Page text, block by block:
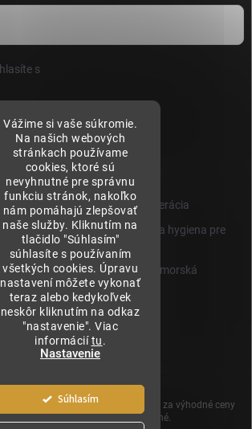
Vážime si vaše súkromie.
Na našich webových
stránkach používame
cookies, ktoré sú
nevyhnutné pre správnu
funkciu stránok, nakoľko
nám pomáhajú zlepšovať
naše služby. Kliknutím na
tlačidlo "Súhlasím"
súhlasíte s používaním
všetkých cookies. Úpravu
nastavení môžete vykonať
teraz alebo kedykoľvek
neskôr kliknutím na odkaz
"nastavenie". Viac
informáciítu.
Nastavenie
Súhlasím
s
- Skutočná Dermálna Regenerácia
účinné čistenie a antimikrobiálna hygiena pre
- Kvalitná profesionálna morská
Sisthaema
Hevo T
│Skutočná
Biorevitalizácia
produkty pre estetickú medicínu za výhodné ceny
. Všetky práva vyhradené.